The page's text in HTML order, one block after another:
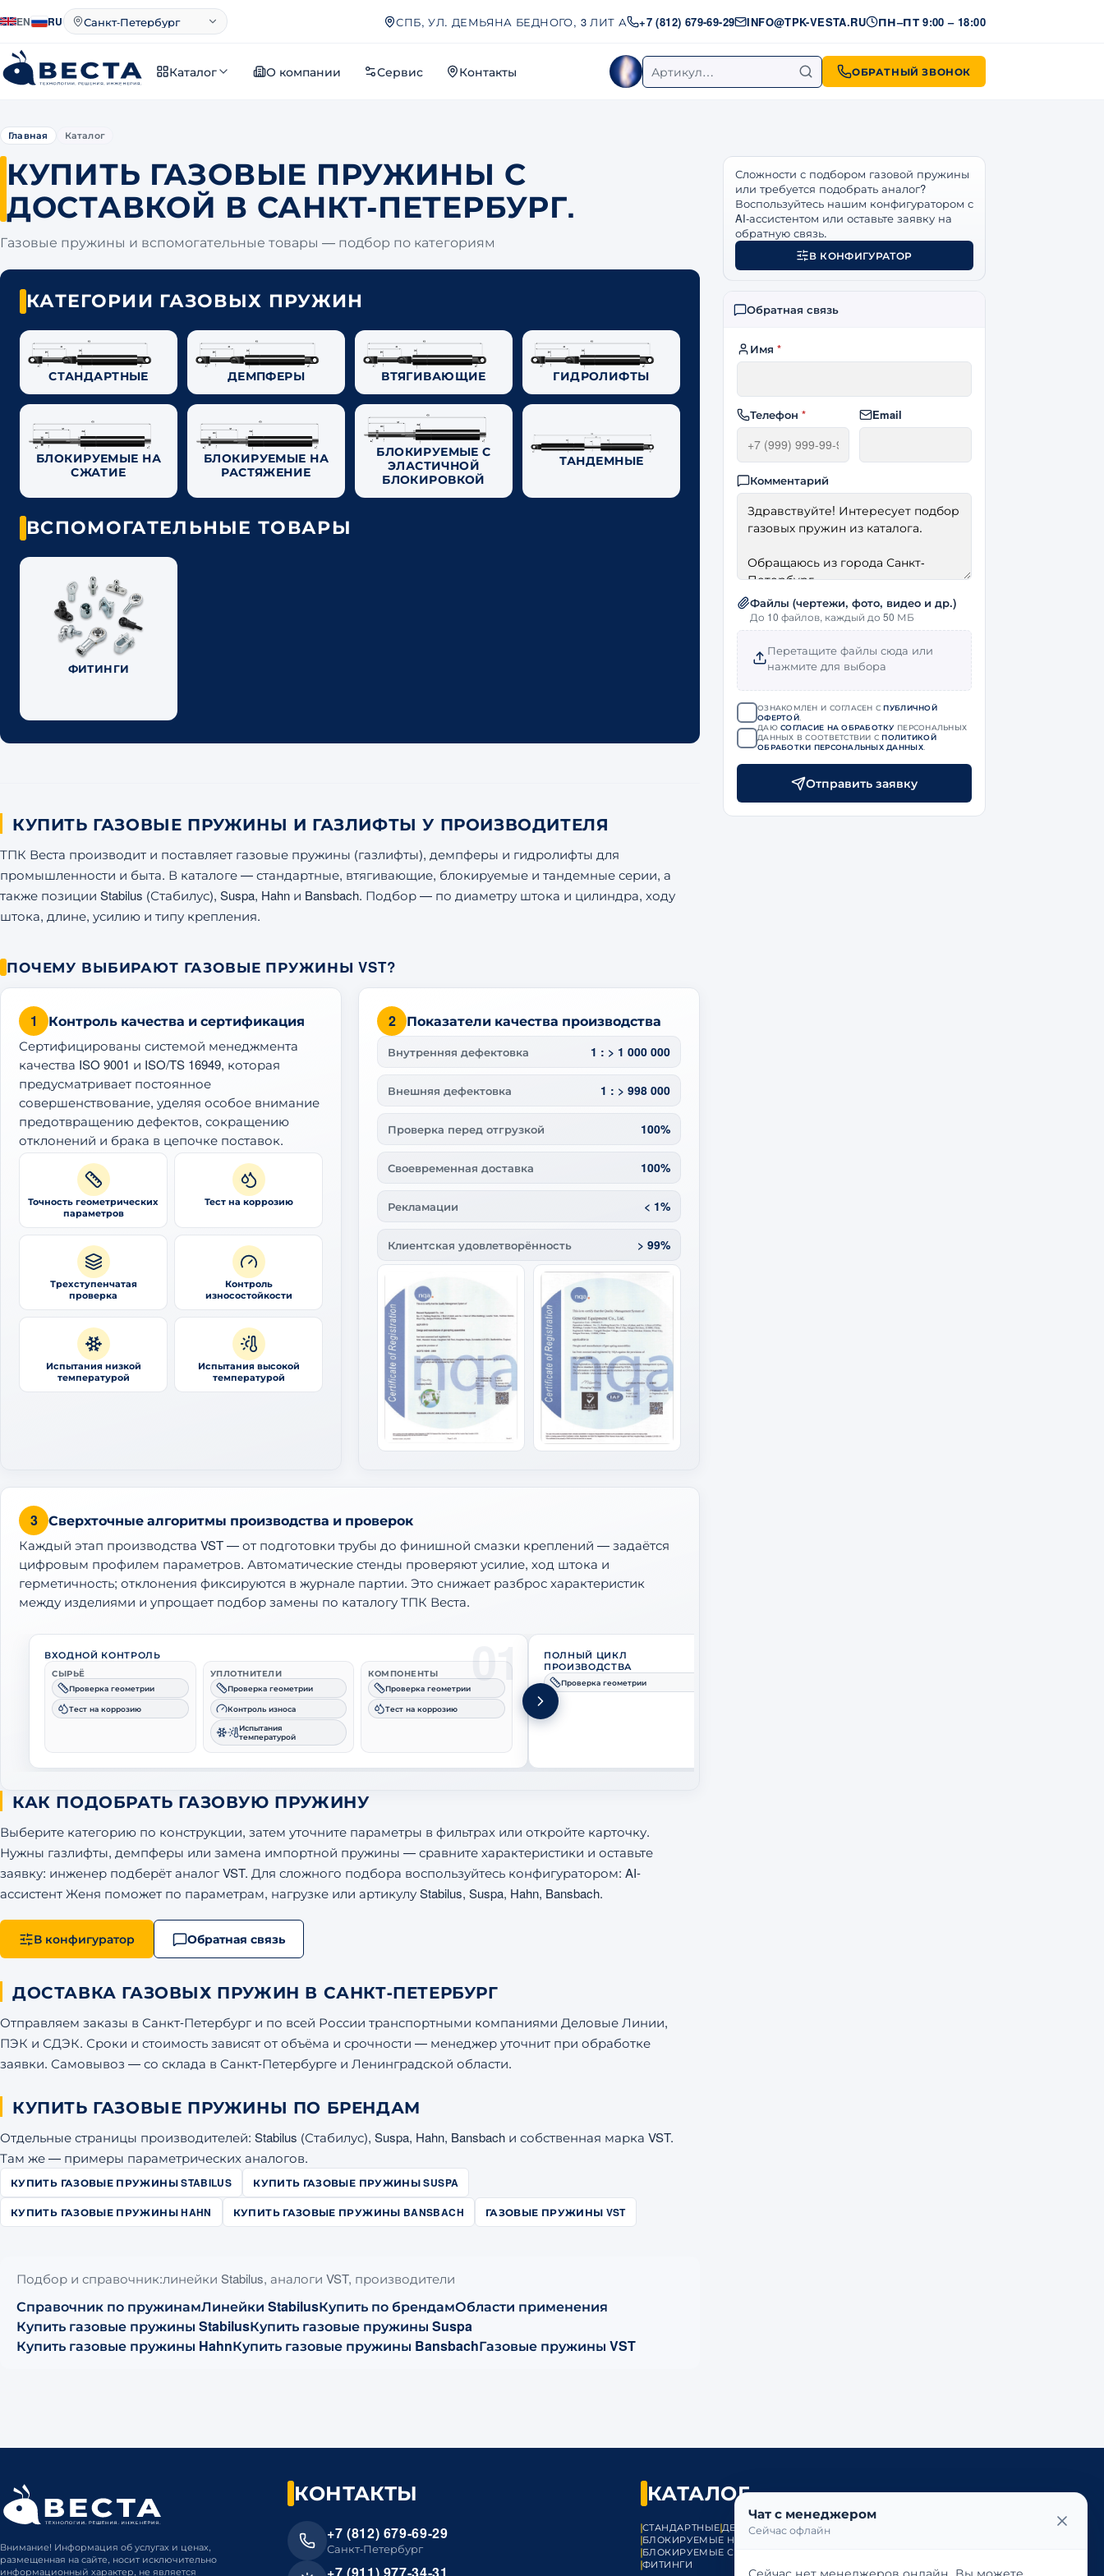
EN RU Санкт-Петербург
Город СПБ, УЛ. ДЕМЬЯНА БЕДНОГО, 3 ЛИТ А +7 (812) 679-69-29 INFO@TPK-VESTA.RU ПН–ПТ 9:00 – 18:00
Каталог О компании Сервис Контакты ЖеняПоиск по артикулу ОБРАТНЫЙ ЗВОНОК
Главная Каталог
КУПИТЬ ГАЗОВЫЕ ПРУЖИНЫ С
ДОСТАВКОЙ В САНКТ-ПЕТЕРБУРГ.
Газовые пружины и вспомогательные товары — подбор по категориям
КАТЕГОРИИ ГАЗОВЫХ ПРУЖИН
СТАНДАРТНЫЕ ДЕМПФЕРЫ ВТЯГИВАЮЩИЕ ГИДРОЛИФТЫ
БЛОКИРУЕМЫЕ НА
СЖАТИЕ
БЛОКИРУЕМЫЕ НА
РАСТЯЖЕНИЕ
БЛОКИРУЕМЫЕ С
ЭЛАСТИЧНОЙ
БЛОКИРОВКОЙ
ТАНДЕМНЫЕ
ВСПОМОГАТЕЛЬНЫЕ ТОВАРЫ
ФИТИНГИ
КУПИТЬ ГАЗОВЫЕ ПРУЖИНЫ И ГАЗЛИФТЫ У ПРОИЗВОДИТЕЛЯ
ТПК Веста производит и поставляет газовые пружины (газлифты), демпферы и гидролифты для
промышленности и быта. В каталоге — стандартные, втягивающие, блокируемые и тандемные серии, а
также позиции Stabilus (Стабилус), Suspa, Hahn и Bansbach. Подбор — по диаметру штока и цилиндра, ходу
штока, длине, усилию и типу крепления.
ПОЧЕМУ ВЫБИРАЮТ ГАЗОВЫЕ ПРУЖИНЫ VST?
1 Контроль качества и сертификация
Сертифицированы системой менеджмента
качества ISO 9001 и ISO/TS 16949, которая
предусматривает постоянное
совершенствование, уделяя особое внимание
предотвращению дефектов, сокращению
отклонений и брака в цепочке поставок.
Точность геометрических
параметров
Тест на коррозию
Трехступенчатая
проверка
Контроль
износостойкости
Испытания низкой
температурой
Испытания высокой
температурой
2 Показатели качества производства
Внутренняя дефектовка 1 : > 1 000 000
Внешняя дефектовка 1 : > 998 000
Проверка перед отгрузкой 100%
Своевременная доставка 100%
Рекламации < 1%
Клиентская удовлетворённость > 99%
3 Сверхточные алгоритмы производства и проверок
Каждый этап производства VST — от подготовки трубы до финишной смазки креплений — задаётся
цифровым профилем параметров. Автоматические стенды проверяют усилие, ход штока и
герметичность; отклонения фиксируются в журнале партии. Это снижает разброс характеристик
между изделиями и упрощает подбор замены по каталогу ТПК Веста.
01
ВХОДНОЙ КОНТРОЛЬ
СЫРЬЁ
Проверка геометрии
Тест на коррозию
УПЛОТНИТЕЛИ
Проверка геометрии
Контроль износа
Испытания
температурой
КОМПОНЕНТЫ
Проверка геометрии
Тест на коррозию
ПОЛНЫЙ ЦИКЛ
ПРОИЗВОДСТВА
Проверка геометрии
КАК ПОДОБРАТЬ ГАЗОВУЮ ПРУЖИНУ
Выберите категорию по конструкции, затем уточните параметры в фильтрах или откройте карточку.
Нужны газлифты, демпферы или замена импортной пружины — сравните характеристики и оставьте
заявку: инженер подберёт аналог VST. Для сложного подбора воспользуйтесь конфигуратором: AI-
ассистент Женя поможет по параметрам, нагрузке или артикулу Stabilus, Suspa, Hahn, Bansbach.
В конфигуратор Обратная связь
ДОСТАВКА ГАЗОВЫХ ПРУЖИН В САНКТ-ПЕТЕРБУРГ
Отправляем заказы в Санкт-Петербург и по всей России транспортными компаниями Деловые Линии,
ПЭК и СДЭК. Сроки и стоимость зависят от объёма и срочности — менеджер уточнит при обработке
заявки. Самовывоз — со склада в Санкт-Петербурге и Ленинградской области.
КУПИТЬ ГАЗОВЫЕ ПРУЖИНЫ ПО БРЕНДАМ
Отдельные страницы производителей: Stabilus (Стабилус), Suspa, Hahn, Bansbach и собственная марка VST.
Там же — примеры параметрических аналогов.
КУПИТЬ ГАЗОВЫЕ ПРУЖИНЫ STABILUS
КУПИТЬ ГАЗОВЫЕ ПРУЖИНЫ SUSPA
КУПИТЬ ГАЗОВЫЕ ПРУЖИНЫ HAHN
КУПИТЬ ГАЗОВЫЕ ПРУЖИНЫ BANSBACH ГАЗОВЫЕ ПРУЖИНЫ VST
Подбор и справочник:линейки Stabilus, аналоги VST, производители
Справочник по пружинамЛинейки StabilusКупить по брендамОбласти применения
Купить газовые пружины StabilusКупить газовые пружины Suspa
Купить газовые пружины HahnКупить газовые пружины BansbachГазовые пружины VST
Сложности с подбором газовой пружины
или требуется подобрать аналог?
Воспользуйтесь нашим конфигуратором с
AI-ассистентом или оставьте заявку на
обратную связь.
В КОНФИГУРАТОР
Обратная связь
Имя *
Телефон * Email
Комментарий
Файлы (чертежи, фото, видео и др.)
До 10 файлов, каждый до 50 МБ
Перетащите файлы сюда или
нажмите для выбора
ОЗНАКОМЛЕН И СОГЛАСЕН СПУБЛИЧНОЙ
ОФЕРТОЙ.
ДАЮСОГЛАСИЕ НА ОБРАБОТКУ ПЕРСОНАЛЬНЫХ
ДАННЫХ В СООТВЕТСТВИИ СПОЛИТИКОЙ
ОБРАБОТКИ ПЕРСОНАЛЬНЫХ ДАННЫХ.
Отправить заявку
Внимание! Информация об услугах и ценах,
размещенная на сайте, носит исключительно
информационный характер, не является
КОНТАКТЫ
+7 (812) 679-69-29
Санкт-Петербург
КАТАЛОГ
СТАНДАРТНЫЕДЕМПФЕРЫВТЯГИВАЮЩИЕ
БЛОКИРУЕМЫЕ НА СЖАТИЕ
БЛОКИРУЕМЫЕ НА РАСТЯЖЕНИЕ
БЛОКИРУЕМЫЕ С ЭЛАСТИЧНОЙ БЛОКИРОВКОЙ
ФИТИНГИ
Чат с менеджером
Сейчас офлайн
Сейчас нет менеджеров онлайн. Вы можете